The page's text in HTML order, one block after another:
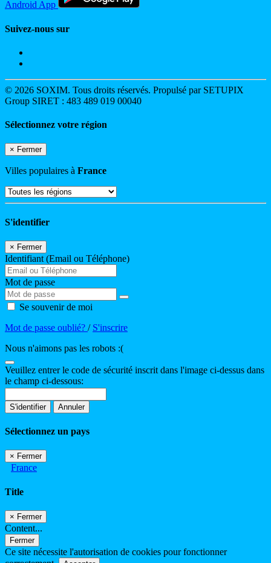
Android App
Suivez-nous sur
© 2026 SOXIM. Tous droits réservés. Propulsé par SETUPIX
Group SIRET : 483 489 019 00040
Sélectionnez votre région
× Fermer
Villes populaires à France
S'identifier
× Fermer
Identifiant (Email ou Téléphone)
Mot de passe
Se souvenir de moi
Mot de passe oublié? / S'inscrire
Nous n'aimons pas les robots :(
Veuillez entrer le code de sécurité inscrit dans l'image ci-dessus dans
le champ ci-dessous:
S'identifier Annuler
Sélectionnez un pays
× Fermer
France
Title
× Fermer
Content...
Fermer
Ce site nécessite l'autorisation de cookies pour fonctionner